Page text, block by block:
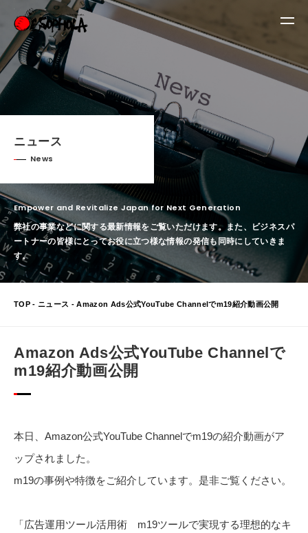
ニュース
News
Empower and Revitalize Japan for Next Generation
弊社の事業などに関する最新情報をご覧いただけます。 また、ビジネスパ
ートナーの皆様にとってお役に立つ様な情報の発信も同時にしていきま
す。
TOP - ニュース - Amazon Ads公式YouTube Channelでm19紹介動画公開
Amazon Ads公式YouTube Channelで
m19紹介動画公開
本日、Amazon公式YouTube Channelでm19の紹介動画がア
ップされました。
m19の事例や特徴をご紹介しています。是非ご覧ください。
「広告運用ツール活用術 m19ツールで実現する理想的なキ